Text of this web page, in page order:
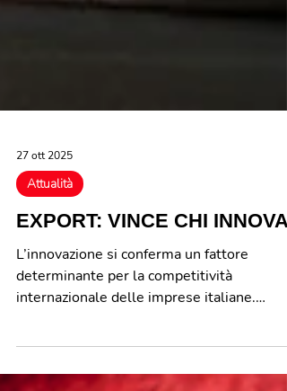
EXPORT: VINCE CHI INNOVA
L’innovazione si conferma un fattore
internazionale delle imprese italiane.
Un’analisi della Commissione Europea